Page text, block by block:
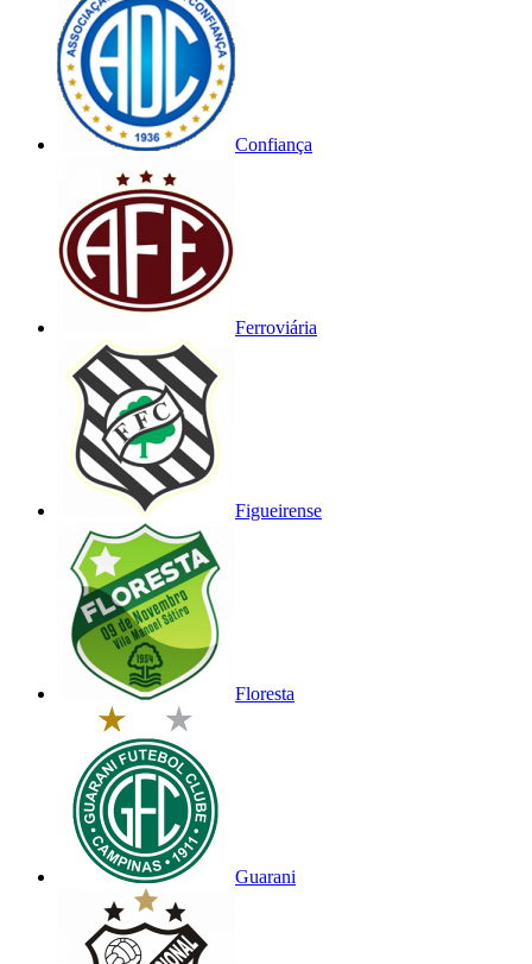
Confiança
Ferroviária
Figueirense
Floresta
Guarani